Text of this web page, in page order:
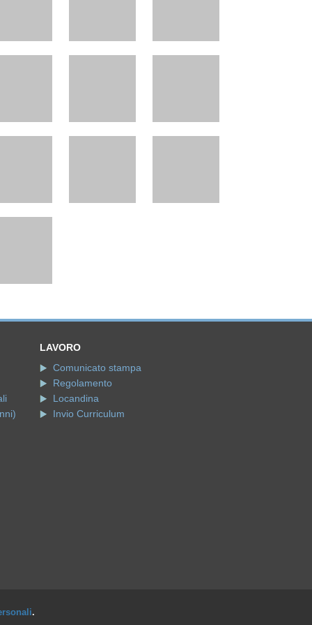
LAVORO
Comunicato stampa
Regolamento
Locandina
Invio Curriculum
.